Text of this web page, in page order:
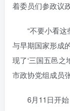
着委员们参政议
“不要小看
与早期国家形成
现了‘三国五邑之
市政协党组成员
6月11日开
登
没有账
手机号
记住